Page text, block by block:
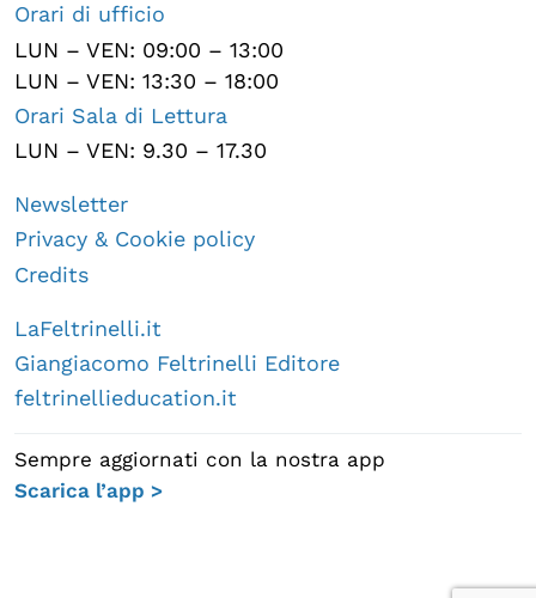
Orari di ufficio
LUN – VEN: 09:00 – 13:00
LUN – VEN: 13:30 – 18:00
Orari Sala di Lettura
LUN – VEN: 9.30 – 17.30
Newsletter
Privacy & Cookie policy
Credits
LaFeltrinelli.it
Giangiacomo Feltrinelli Editore
feltrinellieducation.it
Sempre aggiornati con la nostra app
Scarica l’app >